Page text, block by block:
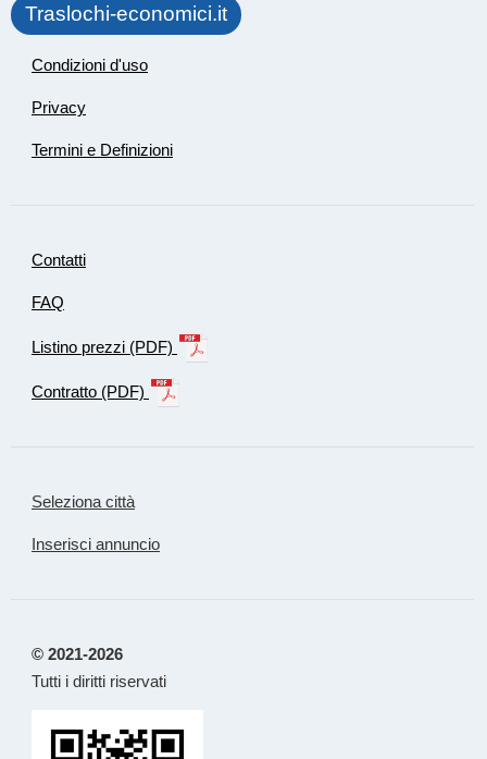
Traslochi-economici.it
Condizioni d'uso
Privacy
Termini e Definizioni
Contatti
FAQ
Listino prezzi (PDF)
Contratto (PDF)
Seleziona città
Inserisci annuncio
© 2021-2026
Tutti i diritti riservati